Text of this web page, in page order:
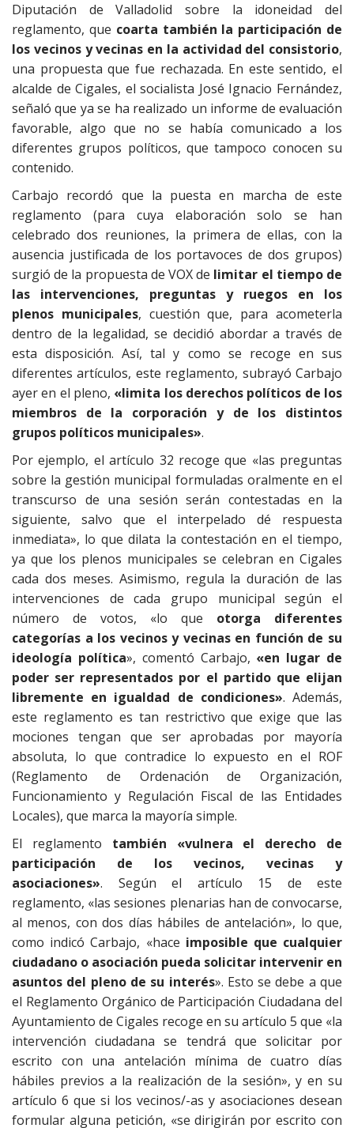
Diputación de Valladolid sobre la idoneidad del
reglamento, que coarta también la participación de
los vecinos y vecinas en la actividad del consistorio,
una propuesta que fue rechazada. En este sentido, el
alcalde de Cigales, el socialista José Ignacio Fernández,
señaló que ya se ha realizado un informe de evaluación
favorable, algo que no se había comunicado a los
diferentes grupos políticos, que tampoco conocen su
contenido.
Carbajo recordó que la puesta en marcha de este
reglamento (para cuya elaboración solo se han
celebrado dos reuniones, la primera de ellas, con la
ausencia justificada de los portavoces de dos grupos)
surgió de la propuesta de VOX de limitar el tiempo de
las intervenciones, preguntas y ruegos en los
plenos municipales, cuestión que, para acometerla
dentro de la legalidad, se decidió abordar a través de
esta disposición. Así, tal y como se recoge en sus
diferentes artículos, este reglamento, subrayó Carbajo
ayer en el pleno, «limita los derechos políticos de los
miembros de la corporación y de los distintos
grupos políticos municipales».
Por ejemplo, el artículo 32 recoge que «las preguntas
sobre la gestión municipal formuladas oralmente en el
transcurso de una sesión serán contestadas en la
siguiente, salvo que el interpelado dé respuesta
inmediata», lo que dilata la contestación en el tiempo,
ya que los plenos municipales se celebran en Cigales
cada dos meses. Asimismo, regula la duración de las
intervenciones de cada grupo municipal según el
número de votos, «lo que otorga diferentes
categorías a los vecinos y vecinas en función de su
ideología política», comentó Carbajo, «en lugar de
poder ser representados por el partido que elijan
libremente en igualdad de condiciones». Además,
este reglamento es tan restrictivo que exige que las
mociones tengan que ser aprobadas por mayoría
absoluta, lo que contradice lo expuesto en el ROF
(Reglamento de Ordenación de Organización,
Funcionamiento y Regulación Fiscal de las Entidades
Locales), que marca la mayoría simple.
El reglamento también «vulnera el derecho de
participación de los vecinos, vecinas y
asociaciones». Según el artículo 15 de este
reglamento, «las sesiones plenarias han de convocarse,
al menos, con dos días hábiles de antelación», lo que,
como indicó Carbajo, «hace imposible que cualquier
ciudadano o asociación pueda solicitar intervenir en
asuntos del pleno de su interés». Esto se debe a que
el Reglamento Orgánico de Participación Ciudadana del
Ayuntamiento de Cigales recoge en su artículo 5 que «la
intervención ciudadana se tendrá que solicitar por
escrito con una antelación mínima de cuatro días
hábiles previos a la realización de la sesión», y en su
artículo 6 que si los vecinos/-as y asociaciones desean
formular alguna petición, «se dirigirán por escrito con